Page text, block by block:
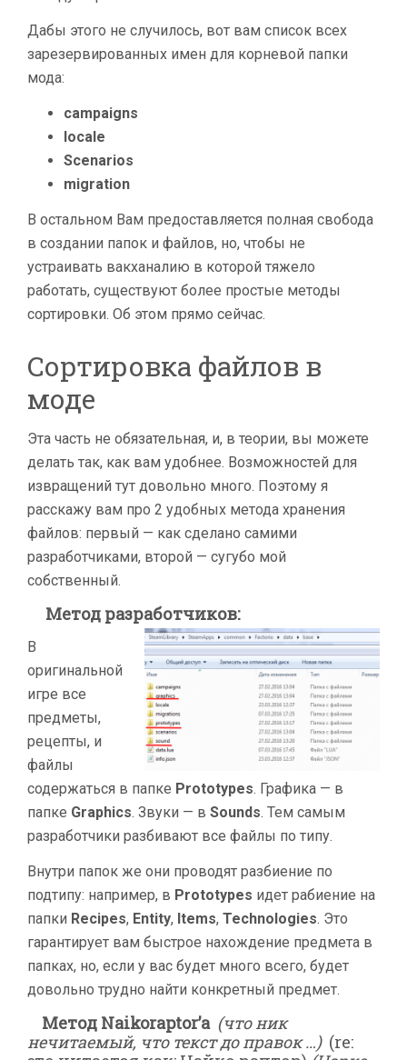
Дабы этого не случилось, вот вам список всех
зарезервированных имен для корневой папки
мода:
campaigns
locale
Scenarios
migration
В остальном Вам предоставляется полная свобода
в создании папок и файлов, но, чтобы не
устраивать вакханалию в которой тяжело
работать, существуют более простые методы
сортировки. Об этом прямо сейчас.
Сортировка файлов в
моде
Эта часть не обязательная, и, в теории, вы можете
делать так, как вам удобнее. Возможностей для
извращений тут довольно много. Поэтому я
расскажу вам про 2 удобных метода хранения
файлов: первый — как сделано самими
разработчиками, второй — сугубо мой
собственный.
Метод разработчиков:
В
оригинальной
игре все
предметы,
рецепты, и
файлы
содержаться в папке Prototypes. Графика — в
папке Graphics. Звуки — в Sounds. Тем самым
разработчики разбивают все файлы по типу.
Внутри папок же они проводят разбиение по
подтипу: например, в Prototypes идет рабиение на
папки Recipes, Entity, Items, Technologies. Это
гарантирует вам быстрое нахождение предмета в
папках, но, если у вас будет много всего, будет
довольно трудно найти конкретный предмет.
Метод Naikoraptor’a (что ник
нечитаемый, что текст до правок …) (re: